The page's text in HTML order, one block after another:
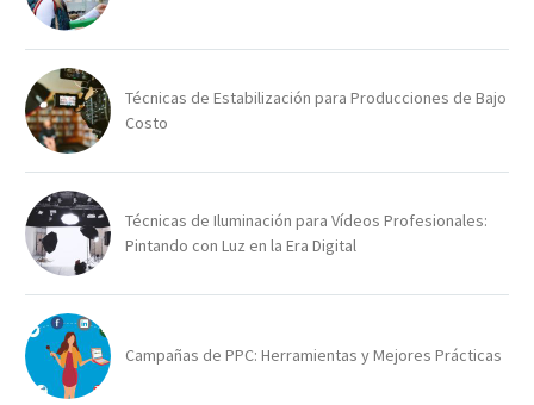
Técnicas de Estabilización para Producciones de Bajo
Costo
Técnicas de Iluminación para Vídeos Profesionales:
Pintando con Luz en la Era Digital
Campañas de PPC: Herramientas y Mejores Prácticas